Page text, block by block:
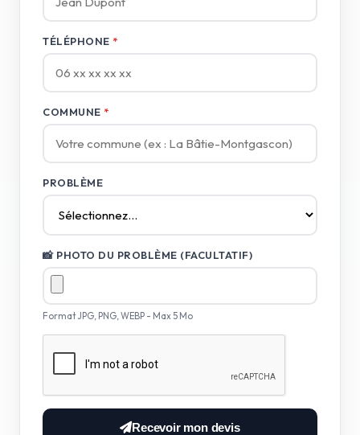
TÉLÉPHONE *
COMMUNE *
PROBLÈME
📸 PHOTO DU PROBLÈME (FACULTATIF)
Format JPG, PNG, WEBP - Max 5 Mo
Recevoir mon devis